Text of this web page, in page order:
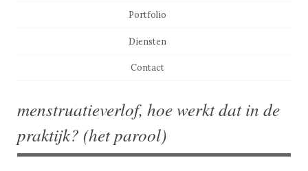
Portfolio
Diensten
Contact
menstruatieverlof, hoe werkt dat in de
praktijk? (het parool)